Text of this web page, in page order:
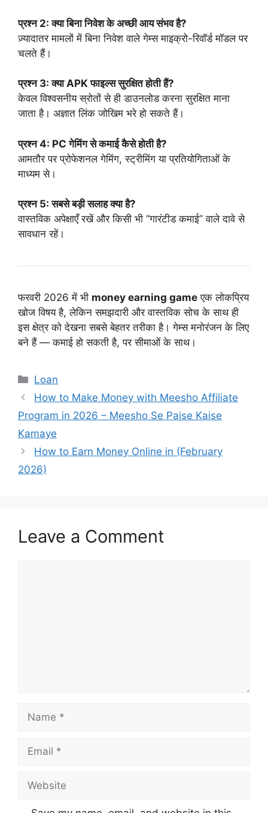
प्रश्न 2: क्या बिना निवेश के अच्छी आय संभव है?
ज़्यादातर मामलों में बिना निवेश वाले गेम्स माइक्रो-रिवॉर्ड मॉडल पर
चलते हैं।
प्रश्न 3: क्या APK फाइल्स सुरक्षित होती हैं?
केवल विश्वसनीय स्रोतों से ही डाउनलोड करना सुरक्षित माना
जाता है। अज्ञात लिंक जोखिम भरे हो सकते हैं।
प्रश्न 4: PC गेमिंग से कमाई कैसे होती है?
आमतौर पर प्रोफेशनल गेमिंग, स्ट्रीमिंग या प्रतियोगिताओं के
माध्यम से।
प्रश्न 5: सबसे बड़ी सलाह क्या है?
वास्तविक अपेक्षाएँ रखें और किसी भी “गारंटीड कमाई” वाले दावे से
सावधान रहें।
फरवरी 2026 में भी money earning game एक लोकप्रिय
खोज विषय है, लेकिन समझदारी और वास्तविक सोच के साथ ही
इस क्षेत्र को देखना सबसे बेहतर तरीका है। गेम्स मनोरंजन के लिए
बने हैं — कमाई हो सकती है, पर सीमाओं के साथ।
Categories
Loan
How to Make Money with Meesho Affiliate
Program in 2026 – Meesho Se Paise Kaise
Kamaye
How to Earn Money Online in (February
2026)
Leave a Comment
Name
Email
Website